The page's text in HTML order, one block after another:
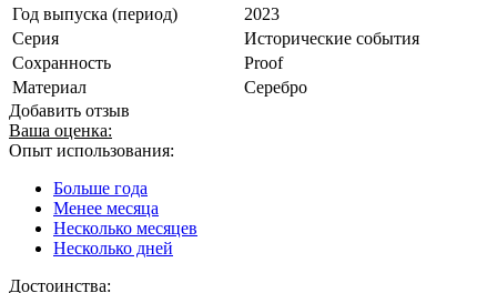
Год выпуска (период)
2023
Серия
Исторические события
Сохранность
Proof
Материал
Серебро
Добавить отзыв
Ваша оценка:
Опыт использования:
Больше года
Менее месяца
Несколько месяцев
Несколько дней
Достоинства: